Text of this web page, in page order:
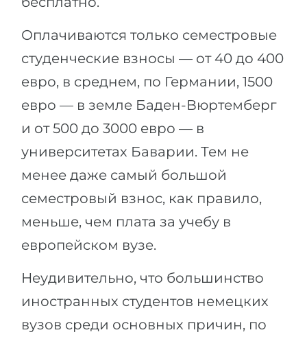
Оплачиваются только семестровые
студенческие взносы — от 40 до 400
евро, в среднем, по Германии, 1500
евро — в земле Баден-Вюртемберг
и от 500 до 3000 евро — в
университетах Баварии. Тем не
менее даже самый большой
семестровый взнос, как правило,
меньше, чем плата за учебу в
европейском вузе.
Неудивительно, что большинство
иностранных студентов немецких
вузов среди основных причин, по